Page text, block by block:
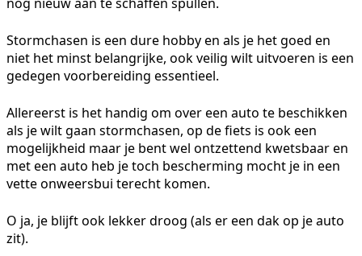
Stormchasen is een dure hobby en als je het goed en
niet het minst belangrijke, ook veilig wilt uitvoeren is een
gedegen voorbereiding essentieel.
Allereerst is het handig om over een auto te beschikken
als je wilt gaan stormchasen, op de fiets is ook een
mogelijkheid maar je bent wel ontzettend kwetsbaar en
met een auto heb je toch bescherming mocht je in een
vette onweersbui terecht komen.
O ja, je blijft ook lekker droog (als er een dak op je auto
zit).